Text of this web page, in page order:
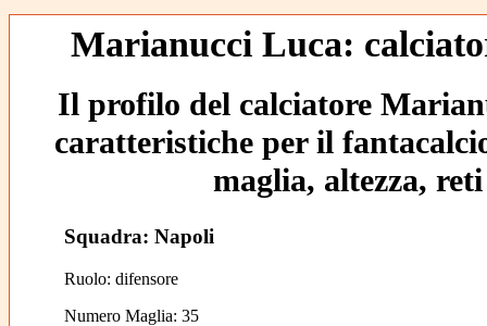
Marianucci Luca:
Il profilo del calciatore
caratteristiche per il
maglia, altezza,
Squadra: Napoli
Ruolo: difensore
Numero Maglia: 35